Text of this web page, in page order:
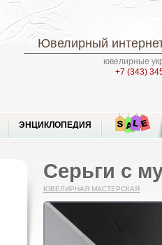
Ювелирный
ювелирные
+7 (343)
ЭНЦИКЛОПЕДИЯ
Серьги с
ЮВЕЛИРНАЯ МАСТЕРСКАЯ